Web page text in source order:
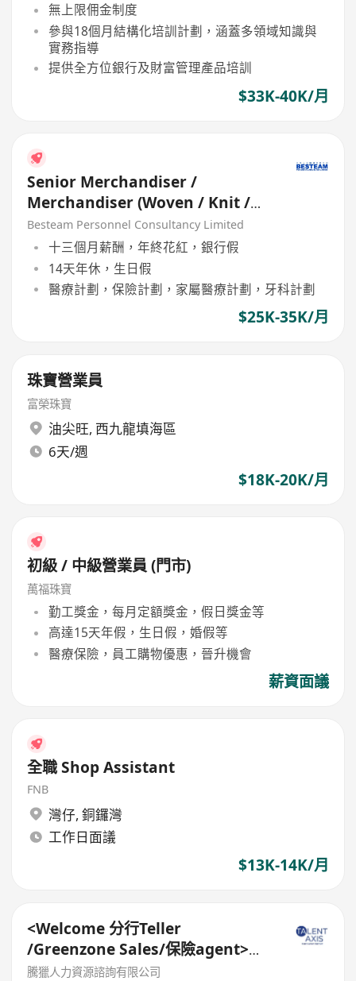
無上限佣金制度
參與18個月結構化培訓計劃，涵蓋多領域知識與
實務指導
提供全方位銀行及財富管理產品培訓
$33K-40K/月
Senior Merchandiser /
Merchandiser (Woven / Knit /
Sweater) - 5 days
Besteam Personnel Consultancy Limited
十三個月薪酬，年終花紅，銀行假
14天年休，生日假
醫療計劃，保險計劃，家屬醫療計劃，牙科計劃
$25K-35K/月
珠寶營業員
富榮珠寶
油尖旺, 西九龍填海區
6天/週
$18K-20K/月
初級 / 中級營業員 (門市)
萬福珠寶
勤工獎金，每月定額獎金，假日獎金等
高達15天年假，生日假，婚假等
醫療保險，員工購物優惠，晉升機會
薪資面議
全職 Shop Assistant
FNB
灣仔, 銅鑼灣
工作日面議
$13K-14K/月
<Welcome 分行Teller
/Greenzone Sales/保險agent>
General Banking Manager
騰獵人力資源諮詢有限公司